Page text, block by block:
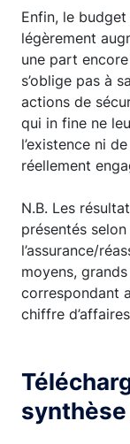
Enfin, le
légèrement
une part
s’oblige pas à
actions de
qui in fine ne
l’existence ni
réellement
N.B. Les
présentés
l’assurance/
moyens,
correspondant
chiffre
synthèse